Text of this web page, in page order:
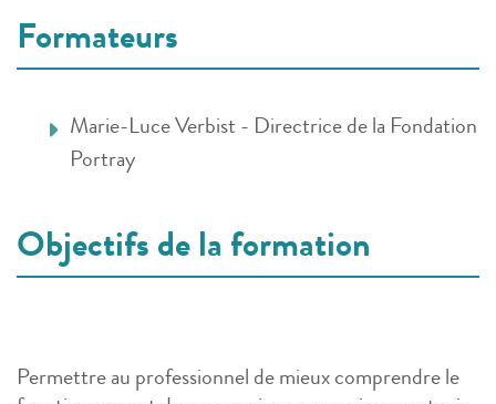
Formateurs
Marie-Luce Verbist - Directrice de la Fondation
Portray
Objectifs de la formation
Permettre au professionnel de mieux comprendre le